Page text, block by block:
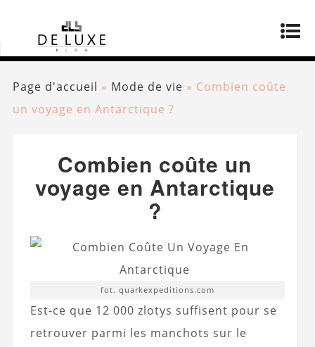
Page d'accueil » Mode de vie » Combien coûte
un voyage en Antarctique ?
Combien coûte un
voyage en Antarctique
?
fot. quarkexpeditions.com
Est-ce que 12 000 zlotys suffisent pour se
retrouver parmi les manchots sur le